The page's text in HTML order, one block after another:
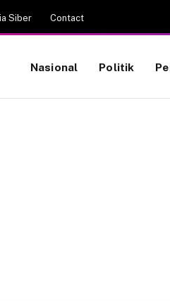
Siber Contact
Nasional Politik